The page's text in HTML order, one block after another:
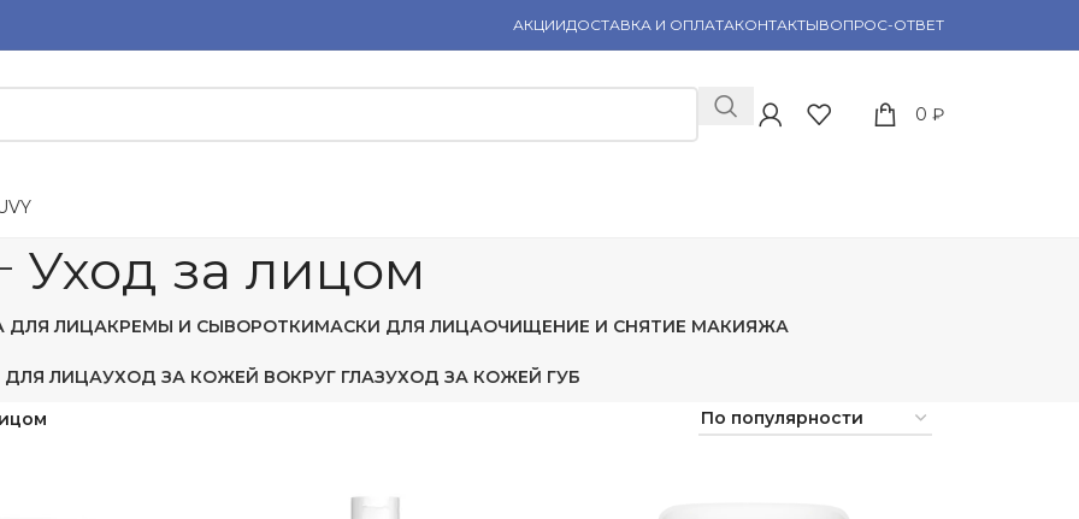
АКЦИИДОСТАВКА И ОПЛАТАКОНТАКТЫВОПРОС-ОТВЕТ
0 ₽
VY
Уход за лицом
ДЛЯ ЛИЦАКРЕМЫ И СЫВОРОТКИМАСКИ ДЛЯ ЛИЦАОЧИЩЕНИЕ И СНЯТИЕ МАКИЯЖА
ДЛЯ ЛИЦАУХОД ЗА КОЖЕЙ ВОКРУГ ГЛАЗУХОД ЗА КОЖЕЙ ГУБ